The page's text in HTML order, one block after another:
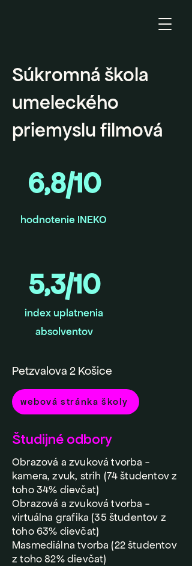
Súkromná škola
umeleckého
priemyslu filmová
6,8/10
hodnotenie INEKO
5,3/10
index uplatnenia
absolventov
Petzvalova 2 Košice
webová stránka školy
Študijné odbory
Obrazová a zvuková tvorba -
kamera, zvuk, strih (74 študentov z
toho 34% dievčat)
Obrazová a zvuková tvorba -
virtuálna grafika (35 študentov z
toho 63% dievčat)
Masmediálna tvorba (22 študentov
z toho 82% dievčat)